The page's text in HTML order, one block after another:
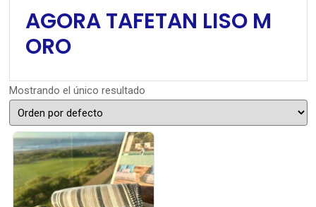
AGORA TAFETAN LISO M
ORO
Mostrando el único resultado